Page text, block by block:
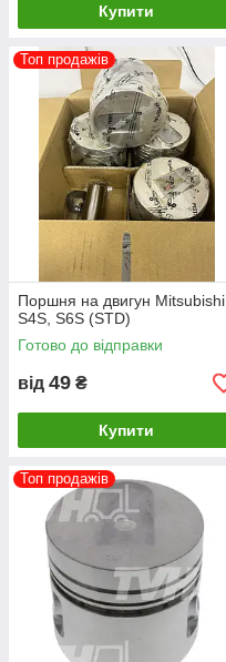
Купити
Топ продажів
Поршня на двигун Mitsubishi
S4S, S6S (STD)
Готово до відправки
від 49 ₴
Купити
Топ продажів